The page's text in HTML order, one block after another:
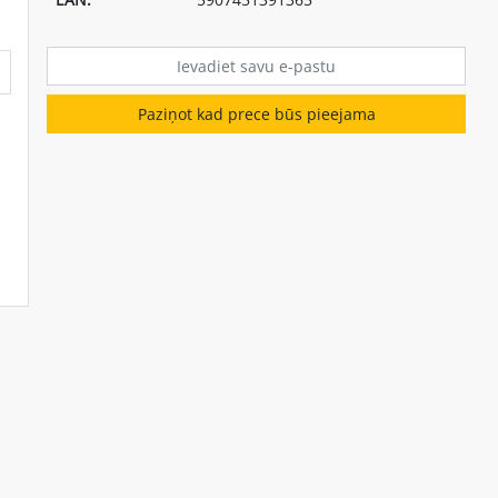
Paziņot kad prece būs pieejama